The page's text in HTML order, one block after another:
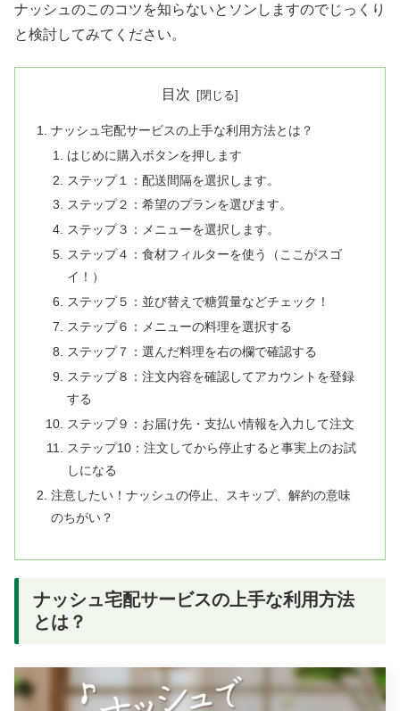
ナッシュのこのコツを知らないとソンしますのでじっくり
と検討してみてください。
目次
ナッシュ宅配サービスの上手な利用方法とは？
はじめに購入ボタンを押します
ステップ１：配送間隔を選択します。
ステップ２：希望のプランを選びます。
ステップ３：メニューを選択します。
ステップ４：食材フィルターを使う（ここがスゴ
イ！）
ステップ５：並び替えで糖質量などチェック！
ステップ６：メニューの料理を選択する
ステップ７：選んだ料理を右の欄で確認する
ステップ８：注文内容を確認してアカウントを登録
する
ステップ９：お届け先・支払い情報を入力して注文
ステップ10：注文してから停止すると事実上のお試
しになる
注意したい！ナッシュの停止、スキップ、解約の意味
のちがい？
ナッシュ宅配サービスの上手な利用方法
とは？